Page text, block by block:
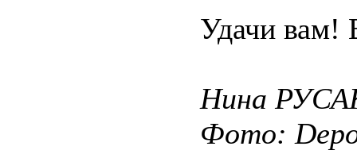
Удачи вам!
Нина
Фото: